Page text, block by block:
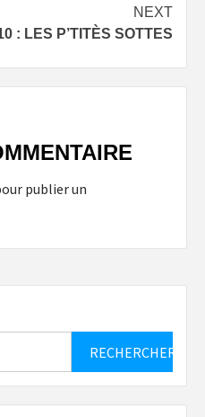
NEXT
: LES P’TITÈS SOTTES
publier un